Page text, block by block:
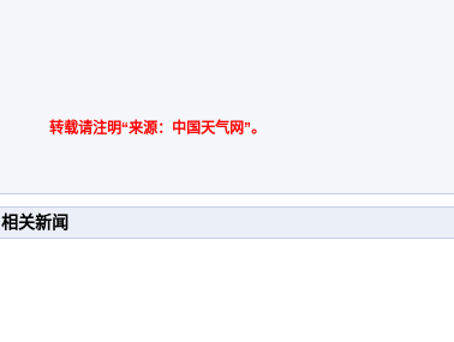
转载请注明“来源：中国天气网”。
相关新闻